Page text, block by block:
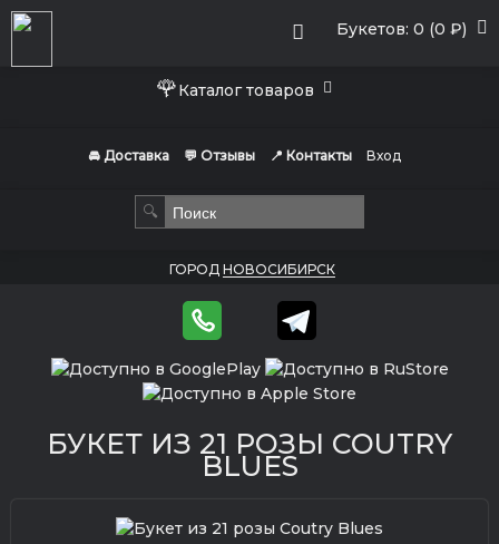
Букетов: 0 (0 ₽)
🌹Каталог товаров
🚘 Доставка 💬 Отзывы 📍 Контакты Вход
🔍
ГОРОД НОВОСИБИРСК
БУКЕТ ИЗ 21 РОЗЫ COUTRY
BLUES